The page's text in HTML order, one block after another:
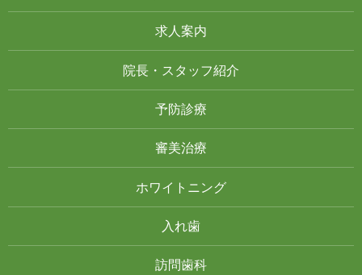
求人案内
院長・スタッフ紹介
予防診療
審美治療
ホワイトニング
入れ歯
訪問歯科